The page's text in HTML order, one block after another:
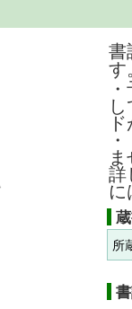
書
す
詳
に
所